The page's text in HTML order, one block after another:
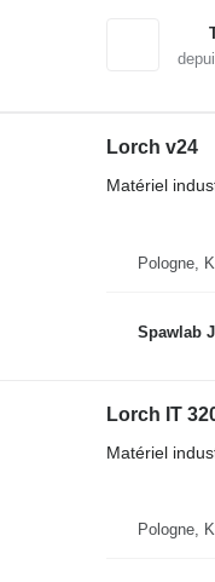
Lorch v24
Matériel
Pologne,
Spawlab
Lorch IT
Matériel
Pologne,